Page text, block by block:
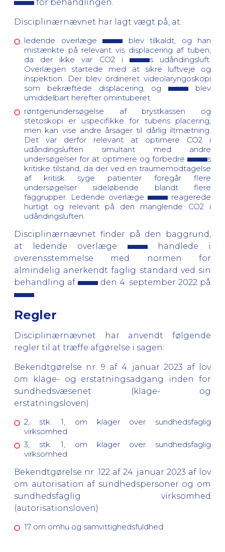
for behandlingen.
Disciplinærnævnet har lagt vægt på, at:
ledende overlæge
blev tilkaldt, og han
mistænkte på relevant vis displacering af tuben,
da der ikke var CO2 i
s udåndingsluft.
Overlægen startede med at sikre luftveje og
inspektion. Der blev ordineret videolaryngoskopi
som bekræftede displacering, og
blev
umiddelbart herefter omintuberet.
røntgenundersøgelse af brystkassen og
stetoskopi er uspecifikke for tubens placering,
men kan vise andre årsager til dårlig iltmætning.
Det var derfor relevant at optimere CO2 i
udåndingsluften simultant med andre
undersøgelser for at optimere og forbedre
s
kritiske tilstand, da der ved en traumemodtagelse
af kritisk syge patienter foregår flere
undersøgelser sideløbende blandt flere
faggrupper. Ledende overlæge
reagerede
hurtigt og relevant på den manglende CO2 i
udåndingsluften.
Disciplinærnævnet finder på den baggrund,
at ledende overlæge
handlede i
overensstemmelse med normen for
almindelig anerkendt faglig standard ved sin
behandling af
den 4. september 2022 på
Regler
Disciplinærnævnet har anvendt følgende
regler til at træffe afgørelse i sagen:
Bekendtgørelse nr. 9 af 4. januar 2023 af lov
om klage- og erstatningsadgang inden for
sundhedsvæsenet (klage- og
erstatningsloven)
2, stk. 1, om klager over sundhedsfaglig
virksomhed
3, stk. 1, om klager over sundhedsfaglig
virksomhed
Bekendtgørelse nr. 122 af 24. januar 2023 af lov
om autorisation af sundhedspersoner og om
sundhedsfaglig virksomhed
(autorisationsloven)
17 om omhu og samvittighedsfuldhed